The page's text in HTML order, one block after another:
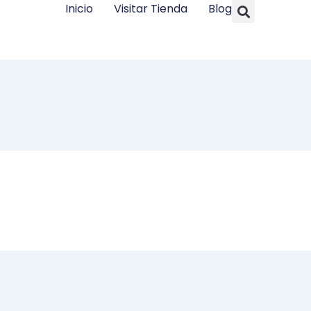
Inicio Visitar Tienda Blog Search